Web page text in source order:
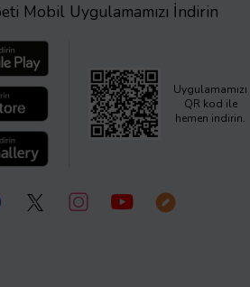
Mobil Uygulamamızı İndirin
Uygulamamızı
QR kod ile
hemen indirin.